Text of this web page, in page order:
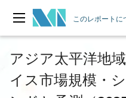
このレポートに
アジア太平洋地
イス市場規模・